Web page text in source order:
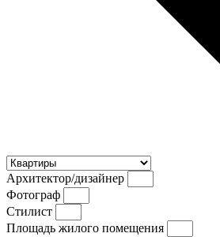
Архитектор/дизайнер
Фотограф
Стилист
Площадь жилого помещения